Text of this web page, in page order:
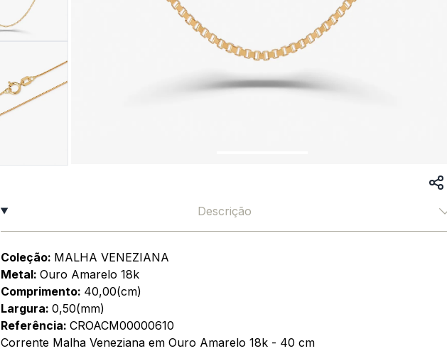
Descrição
Coleção: MALHA VENEZIANA
Metal: Ouro Amarelo 18k
Comprimento: 40,00(cm)
Largura: 0,50(mm)
Referência: CROACM00000610
Corrente Malha Veneziana em Ouro Amarelo 18k - 40 cm